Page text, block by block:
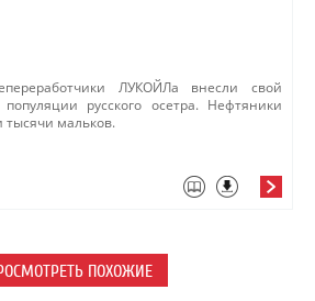
ЛУКОЙЛа внесли свой
русского осетра. Нефтяники
тысячи мальков.​
ПОХОЖИЕ